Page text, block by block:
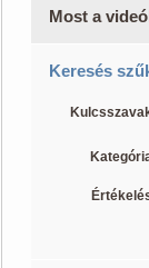
Most a
Keresés